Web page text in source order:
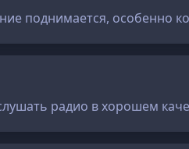
поднимается, особенно
радио в хорошем